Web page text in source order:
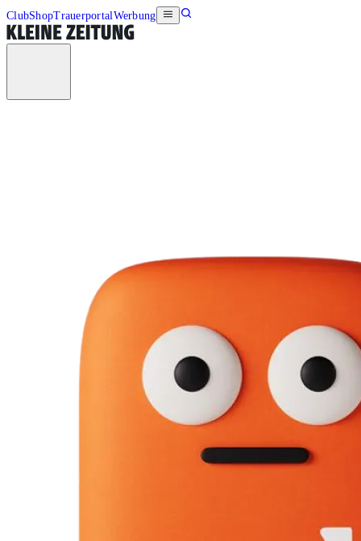
ClubShopTrauerportalWerbung